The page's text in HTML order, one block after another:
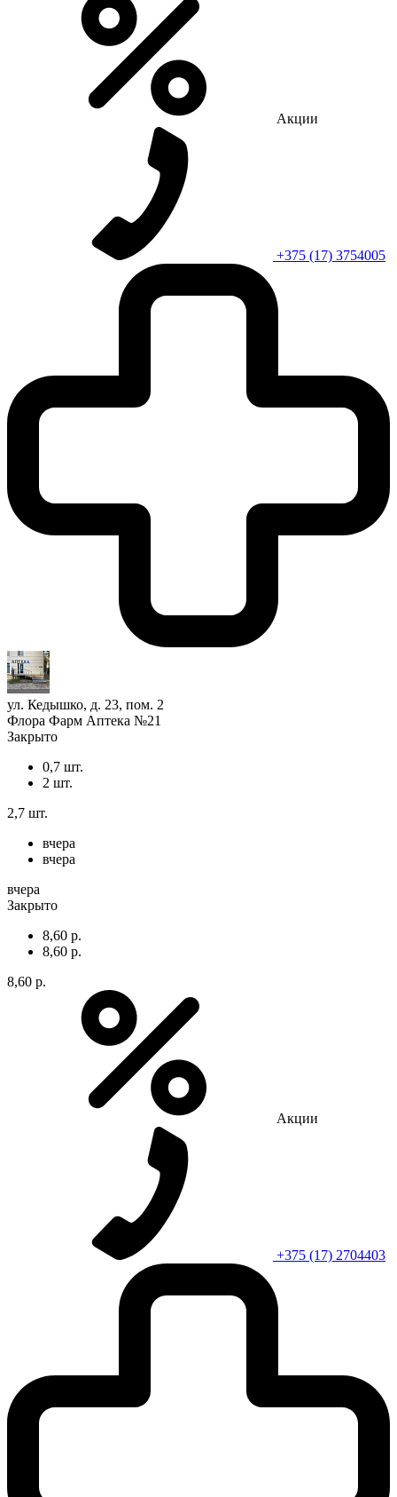
Акции
+375 (17) 3754005
ул. Кедышко, д. 23, пом. 2
Флора Фарм Аптека №21
Закрыто
0,7 шт.
2 шт.
2,7 шт.
вчера
вчера
вчера
Закрыто
8,60 р.
8,60 р.
8,60 р.
Акции
+375 (17) 2704403